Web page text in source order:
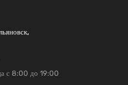
с 8:00 до 19:00